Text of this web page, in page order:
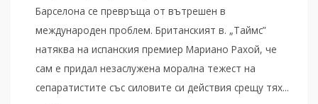
Барселона се превръща от вътрешен в
международен проблем. Британският в. „Таймс”
натяква на испанския премиер Мариано Рахой, че
сам е придал незаслужена морална тежест на
сепаратистите със силовите си действия срещу тях...